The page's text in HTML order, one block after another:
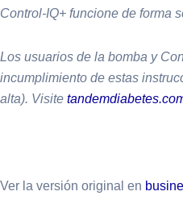
Control-IQ+ funcione de forma
Los usuarios de la bomba y
incumplimiento de estas
alta). Visite
Ver la versión original en